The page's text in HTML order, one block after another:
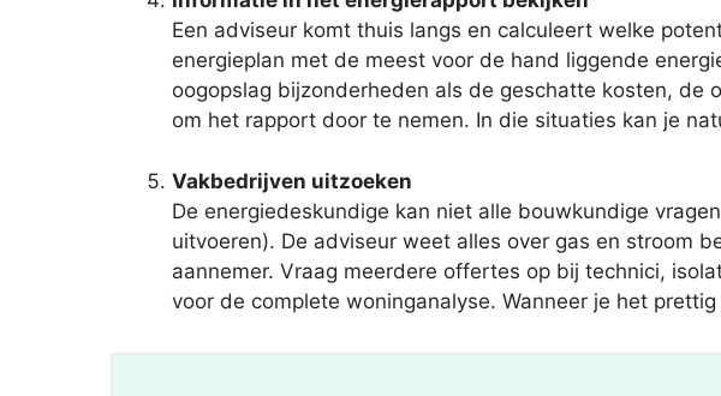
Een adviseur komt thuis langs en calculeert welke
energieplan met de meest voor de hand liggende
oogopslag bijzonderheden als de geschatte kosten, de
om het rapport door te nemen. In die situaties kan je
Vakbedrijven uitzoeken
De energiedeskundige kan niet alle bouwkundige
uitvoeren). De adviseur weet alles over gas en stroom
aannemer. Vraag meerdere offertes op bij technici,
voor de complete woninganalyse. Wanneer je het